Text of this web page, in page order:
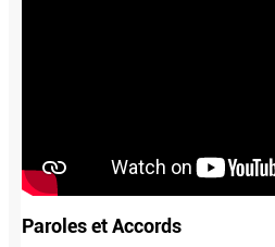
Paroles et Accords